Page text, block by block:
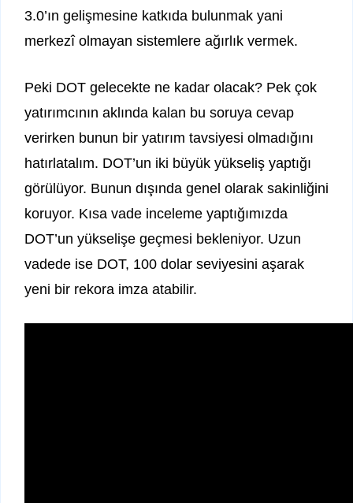
3.0’ın gelişmesine katkıda bulunmak yani
merkezî olmayan sistemlere ağırlık vermek.
Peki DOT gelecekte ne kadar olacak? Pek çok
yatırımcının aklında kalan bu soruya cevap
verirken bunun bir yatırım tavsiyesi olmadığını
hatırlatalım. DOT’un iki büyük yükseliş yaptığı
görülüyor. Bunun dışında genel olarak sakinliğini
koruyor. Kısa vade inceleme yaptığımızda
DOT’un yükselişe geçmesi bekleniyor. Uzun
vadede ise DOT, 100 dolar seviyesini aşarak
yeni bir rekora imza atabilir.